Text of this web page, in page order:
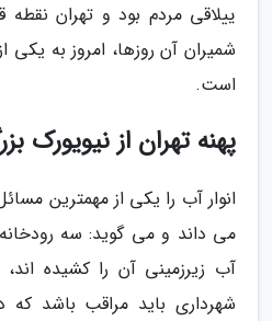
ییلاقی مردم بود و تهران
شمیران آن روزها، امروز به
است.
پهنه تهران از نیویورک
انوار آب را یکی از مهمترین
می داند و می گوید: سه
آب زیرزمینی آن را کشیده
شهرداری باید مراقب باشد که